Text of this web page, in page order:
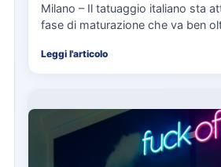
Milano – Il tatuaggio italiano sta
fase di maturazione che va ben
Leggi l'articolo